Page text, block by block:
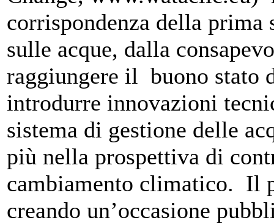
corrispondenza della
sulle acque, dalla
raggiungere il buono stato
introdurre innovazioni
sistema di gestione delle
più nella prospettiva di
cambiamento climatico. Il
creando un’occasione